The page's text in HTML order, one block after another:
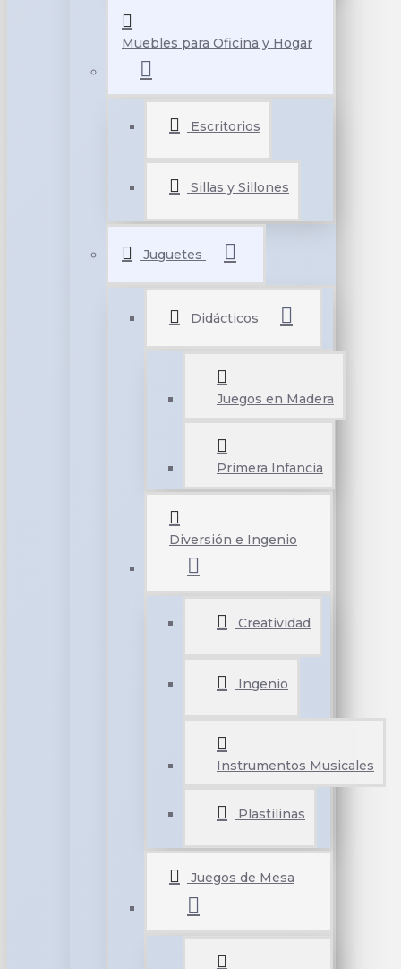
Muebles para Oficina y Hogar
Escritorios
Sillas y Sillones
Juguetes
Didácticos
Juegos en Madera
Primera Infancia
Diversión e Ingenio
Creatividad
Ingenio
Instrumentos Musicales
Plastilinas
Juegos de Mesa